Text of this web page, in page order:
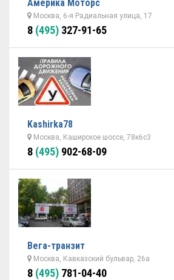
Америка Моторс
Москва, 6-я Радиальная улица, 17
8 (495) 327-91-65
Kashirka78
Москва, Каширское шоссе, 78к6с3
8 (495) 902-68-09
Вега-транзит
Москва, Кавказский бульвар, 26а
8 (495) 781-04-40